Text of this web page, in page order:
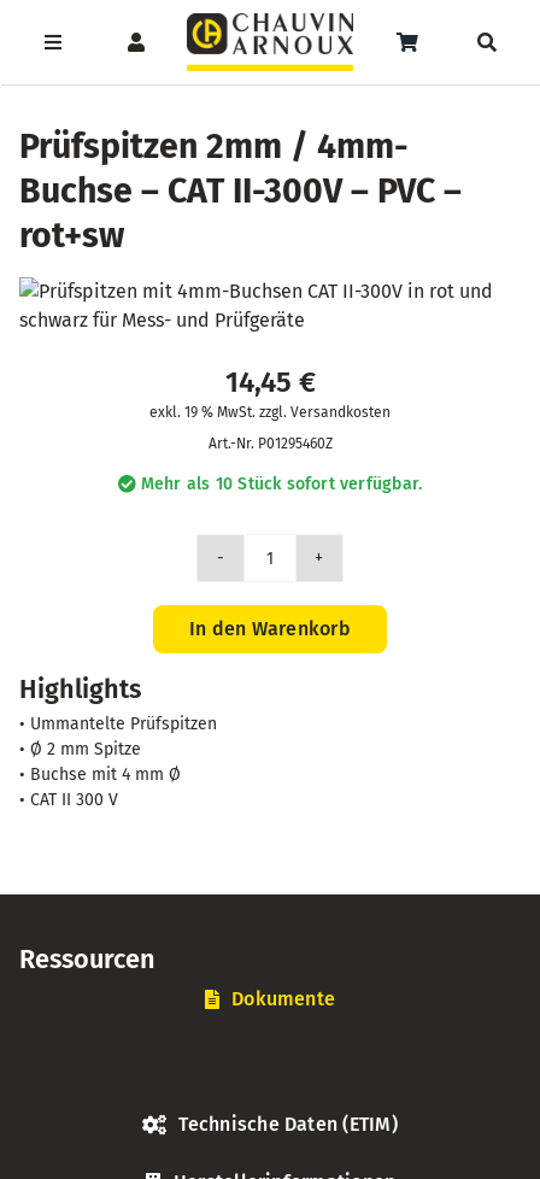
InhaltToggle
Support
Seminare
Unser Team
Toggle
Navigation
Toggle
search
Prüfspitzen 2mm / 4mm-
Buchse – CAT II-300V – PVC –
rot+sw
14,45 €
exkl. 19 % MwSt. zzgl. Versandkosten
Art.-Nr. P01295460Z
Mehr als 10 Stück sofort verfügbar.
Prüfspitzen
/
4mm-
In den Warenkorb
Highlights
• Ummantelte Prüfspitzen
• Ø 2 mm Spitze
• Buchse mit 4 mm Ø
• CAT II 300 V
Ressourcen
Dokumente
Technische Daten (ETIM)